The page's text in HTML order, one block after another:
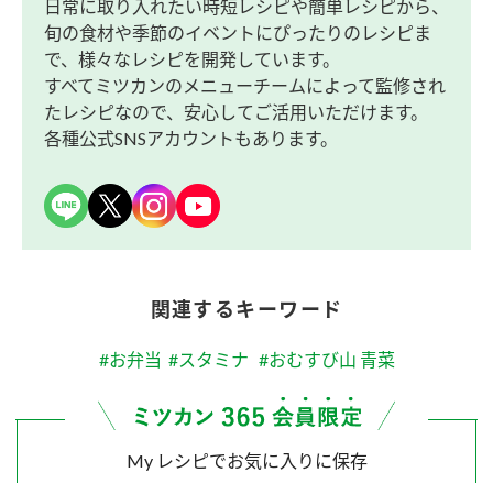
日常に取り入れたい時短レシピや簡単レシピから、
旬の食材や季節のイベントにぴったりのレシピま
で、様々なレシピを開発しています。
すべてミツカンのメニューチームによって監修され
たレシピなので、安心してご活用いただけます。
各種公式SNSアカウントもあります。
関連するキーワード
#お弁当 #スタミナ #おむすび山 青菜
My レシピでお気に入りに保存